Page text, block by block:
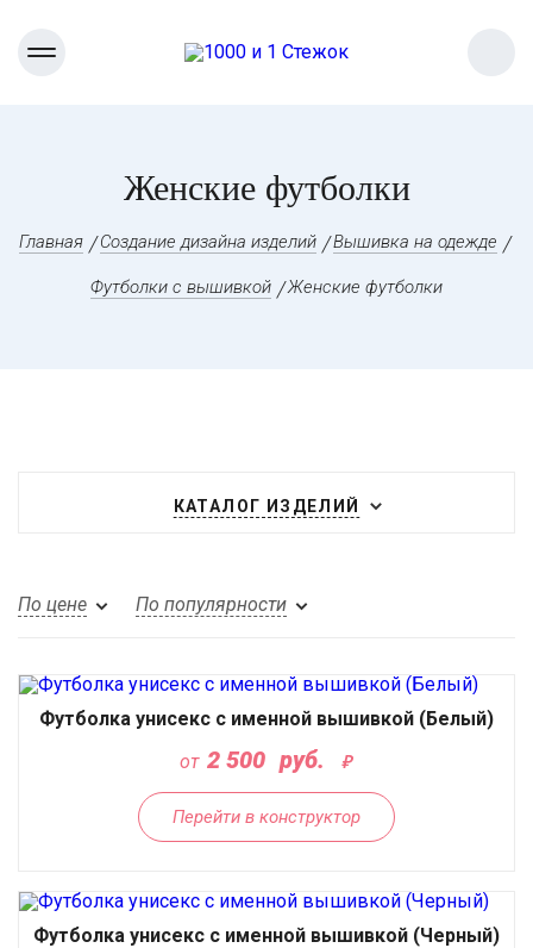
Женские футболки
Главная Создание дизайна изделий Вышивка на одежде
Футболки с вышивкой Женские футболки
КАТАЛОГ ИЗДЕЛИЙ
По цене По популярности
Футболка унисекс с именной вышивкой (Белый)
от 2 500 руб.
Перейти в конструктор
Футболка унисекс с именной вышивкой (Черный)